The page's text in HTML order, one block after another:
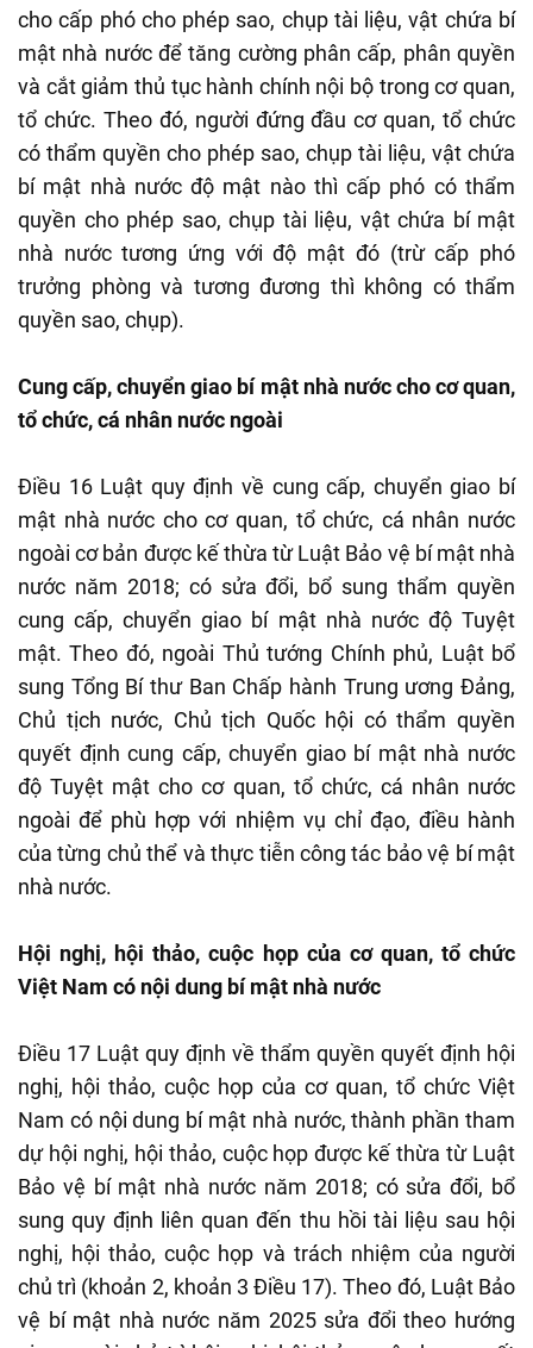
cho cấp phó cho phép sao, chụp tài liệu, vật chứa bí
mật nhà nước để tăng cường phân cấp, phân quyền
và cắt giảm thủ tục hành chính nội bộ trong cơ quan,
tổ chức. Theo đó, người đứng đầu cơ quan, tổ chức
có thẩm quyền cho phép sao, chụp tài liệu, vật chứa
bí mật nhà nước độ mật nào thì cấp phó có thẩm
quyền cho phép sao, chụp tài liệu, vật chứa bí mật
nhà nước tương ứng với độ mật đó (trừ cấp phó
trưởng phòng và tương đương thì không có thẩm
quyền sao, chụp).
Cung cấp, chuyển giao bí mật nhà nước cho cơ quan,
tổ chức, cá nhân nước ngoài
Điều 16 Luật quy định về cung cấp, chuyển giao bí
mật nhà nước cho cơ quan, tổ chức, cá nhân nước
ngoài cơ bản được kế thừa từ Luật Bảo vệ bí mật nhà
nước năm 2018; có sửa đổi, bổ sung thẩm quyền
cung cấp, chuyển giao bí mật nhà nước độ Tuyệt
mật. Theo đó, ngoài Thủ tướng Chính phủ, Luật bổ
sung Tổng Bí thư Ban Chấp hành Trung ương Đảng,
Chủ tịch nước, Chủ tịch Quốc hội có thẩm quyền
quyết định cung cấp, chuyển giao bí mật nhà nước
độ Tuyệt mật cho cơ quan, tổ chức, cá nhân nước
ngoài để phù hợp với nhiệm vụ chỉ đạo, điều hành
của từng chủ thể và thực tiễn công tác bảo vệ bí mật
nhà nước.
Hội nghị, hội thảo, cuộc họp của cơ quan, tổ chức
Việt Nam có nội dung bí mật nhà nước
Điều 17 Luật quy định về thẩm quyền quyết định hội
nghị, hội thảo, cuộc họp của cơ quan, tổ chức Việt
Nam có nội dung bí mật nhà nước, thành phần tham
dự hội nghị, hội thảo, cuộc họp được kế thừa từ Luật
Bảo vệ bí mật nhà nước năm 2018; có sửa đổi, bổ
sung quy định liên quan đến thu hồi tài liệu sau hội
nghị, hội thảo, cuộc họp và trách nhiệm của người
chủ trì (khoản 2, khoản 3 Điều 17). Theo đó, Luật Bảo
vệ bí mật nhà nước năm 2025 sửa đổi theo hướng